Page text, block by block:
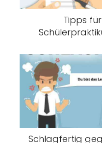
Tipps
Schlagfertig